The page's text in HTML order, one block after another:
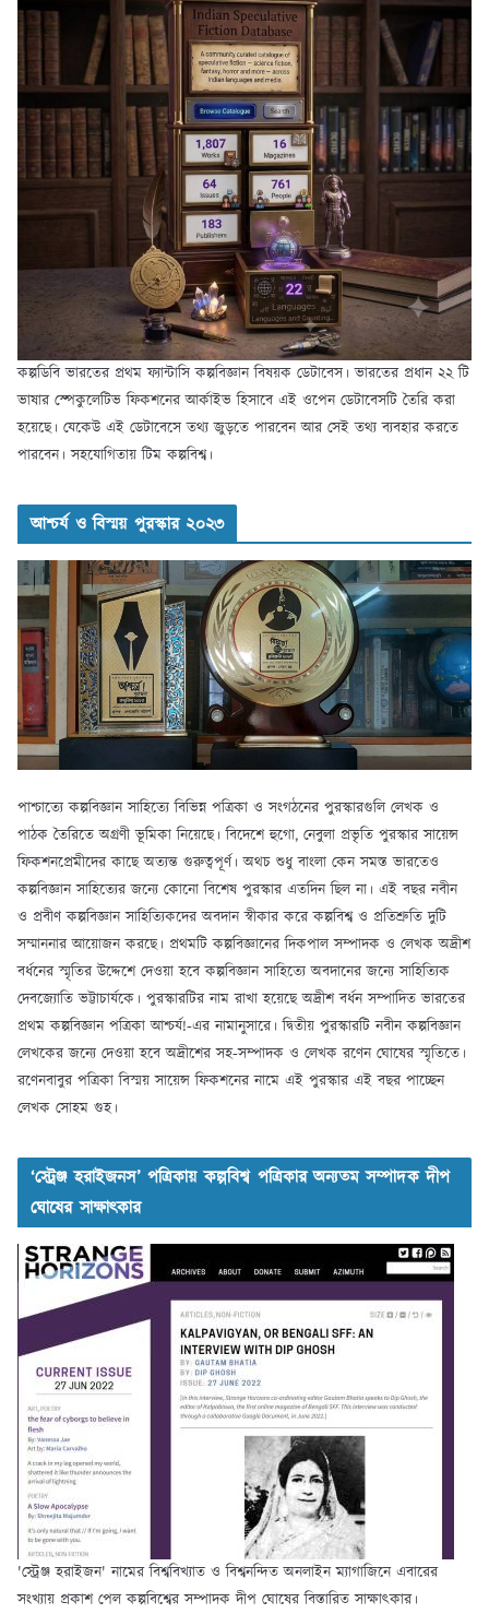
কল্পডিবি ভারতের প্রথম ফ্যান্টাসি কল্পবিজ্ঞান বিষয়ক ডেটাবেস। ভারতের প্রধান ২২ টি
ভাষার স্পেকুলেটিভ ফিকশনের আর্কাইভ হিসাবে এই ওপেন ডেটাবেসটি তৈরি করা
হয়েছে। যেকেউ এই ডেটাবেসে তথ্য জুড়তে পারবেন আর সেই তথ্য ব্যবহার করতে
পারবেন। সহযোগিতায় টিম কল্পবিশ্ব।
আশ্চর্য ও বিস্ময় পুরস্কার ২০২৩
পাশ্চাত্যে কল্পবিজ্ঞান সাহিত্যে বিভিন্ন পত্রিকা ও সংগঠনের পুরস্কারগুলি লেখক ও
পাঠক তৈরিতে অগ্রণী ভূমিকা নিয়েছে। বিদেশে হুগো, নেবুলা প্রভৃতি পুরস্কার সায়েন্স
ফিকশনপ্রেমীদের কাছে অত্যন্ত গুরুত্বপূর্ণ। অথচ শুধু বাংলা কেন সমস্ত ভারতেও
কল্পবিজ্ঞান সাহিত্যের জন্যে কোনো বিশেষ পুরস্কার এতদিন ছিল না। এই বছর নবীন
ও প্রবীণ কল্পবিজ্ঞান সাহিত্যিকদের অবদান স্বীকার করে কল্পবিশ্ব ও প্রতিশ্রুতি দুটি
সম্মাননার আয়োজন করছে। প্রথমটি কল্পবিজ্ঞানের দিকপাল সম্পাদক ও লেখক অদ্রীশ
বর্ধনের স্মৃতির উদ্দেশে দেওয়া হবে কল্পবিজ্ঞান সাহিত্যে অবদানের জন্যে সাহিত্যিক
দেবজ্যোতি ভট্টাচার্যকে। পুরস্কারটির নাম রাখা হয়েছে অদ্রীশ বর্ধন সম্পাদিত ভারতের
প্রথম কল্পবিজ্ঞান পত্রিকা আশ্চর্য!-এর নামানুসারে। দ্বিতীয় পুরস্কারটি নবীন কল্পবিজ্ঞান
লেখকের জন্যে দেওয়া হবে অদ্রীশের সহ-সম্পাদক ও লেখক রণেন ঘোষের স্মৃতিতে।
রণেনবাবুর পত্রিকা বিস্ময় সায়েন্স ফিকশনের নামে এই পুরস্কার এই বছর পাচ্ছেন
লেখক সোহম গুহ।
‘স্ট্রেঞ্জ হরাইজনস’ পত্রিকায় কল্পবিশ্ব পত্রিকার অন্যতম সম্পাদক দীপ
ঘোষের সাক্ষাৎকার
'স্ট্রেঞ্জ হরাইজন' নামের বিশ্ববিখ্যাত ও বিশ্বনন্দিত অনলাইন ম্যাগাজিনে এবারের
সংখ্যায় প্রকাশ পেল কল্পবিশ্বের সম্পাদক দীপ ঘোষের বিস্তারিত সাক্ষাৎকার।